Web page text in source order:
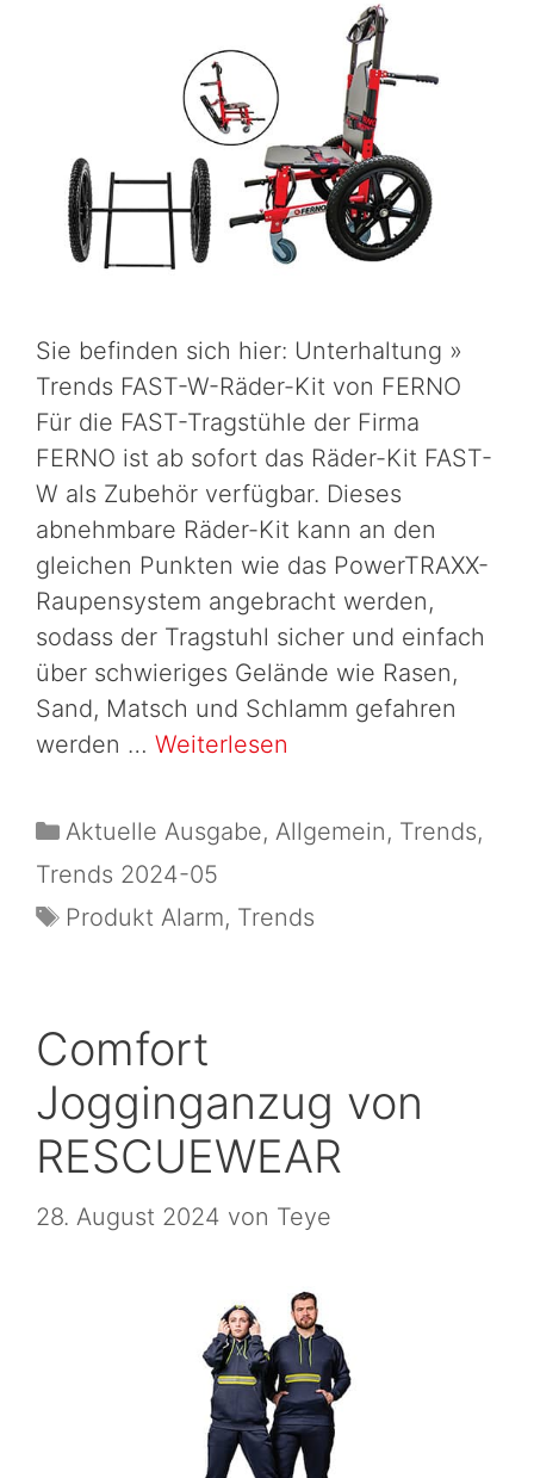
Sie befinden sich hier: Unterhaltung »
Trends FAST-W-Räder-Kit von FERNO
Für die FAST-Tragstühle der Firma
FERNO ist ab sofort das Räder-Kit FAST-
W als Zubehör verfügbar. Dieses
abnehmbare Räder-Kit kann an den
gleichen Punkten wie das PowerTRAXX-
Raupensystem angebracht werden,
sodass der Tragstuhl sicher und einfach
über schwieriges Gelände wie Rasen,
Sand, Matsch und Schlamm gefahren
werden … Weiterlesen
Aktuelle Ausgabe, Allgemein, Trends,
Trends 2024-05
Produkt Alarm, Trends
Comfort
Jogginganzug von
RESCUEWEAR
28. August 2024 von Teye